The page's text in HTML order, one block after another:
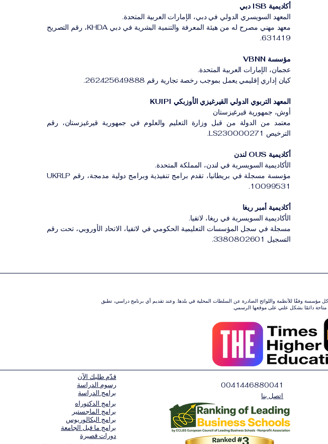
أكاديمية ISB دبي
المعهد السويسري الدولي في دبي، الإمارات العربية المتحدة.
معهد مهني مصرح له من هيئة المعرفة والتنمية البشرية في دبي KHDA، رقم التصريح
631419.
مؤسسة VBNN
عجمان، الإمارات العربية المتحدة.
كيان إداري إقليمي يعمل بموجب رخصة تجارية رقم 262425649888.
المعهد التربوي الدولي القيرغيزي الأوزبكي KUIPI
أوش، جمهورية قيرغيزستان
معتمد من الدولة من قبل وزارة التعليم والعلوم في جمهورية قيرغيزستان، رقم
الترخيص LS230000271.
أكاديمية OUS لندن
الأكاديمية السويسرية في لندن، المملكة المتحدة.
مؤسسة مسجلة في بريطانيا، تقدم برامج تنفيذية وبرامج دولية مدمجة، رقم UKRLP
10099531.
أكاديمية أمبر ريغا
الأكاديمية السويسرية في ريغا، لاتفيا.
مسجلة في سجل المؤسسات التعليمية الحكومي في لاتفيا، الاتحاد الأوروبي، تحت رقم
التسجيل 3380802601.
كل مؤسسة وفقًا للأنظمة واللوائح الصادرة عن السلطات المحلية في بلدها. وعند تقديم أي برنامج دراسي، تطبق
دائمًا بشكل علني على موقعها الرسمي.
قدّم طلبك الآن
رسوم الدراسة
برامج الدراسة
برامج الدكتوراه
برامج الماجستير
برامج البكالوريوس
برامج ما قبل الجامعة
دورات قصيرة
0041446880041
اتصل بنا